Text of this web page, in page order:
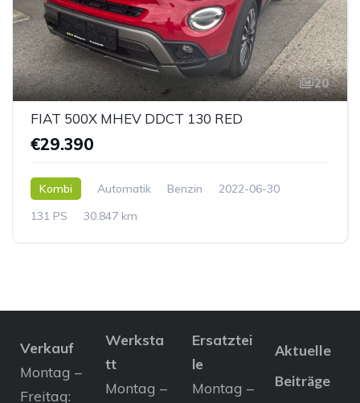
20
FIAT 500X MHEV DDCT 130 RED
€29.390
Kombi Automatik Benzin
2022-06-30
131 PS
30.847 km
Verkauf
Montag –
Freitag:
Werksta
tt
Montag –
Ersatztei
le
Montag –
Aktuelle
Beiträge